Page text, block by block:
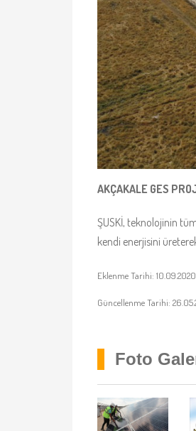
AKÇAKALE GES
ŞUSKİ, teknolojinin
kendi enerjisini
Eklenme Tarihi:
Güncellenme Tarihi:
Foto